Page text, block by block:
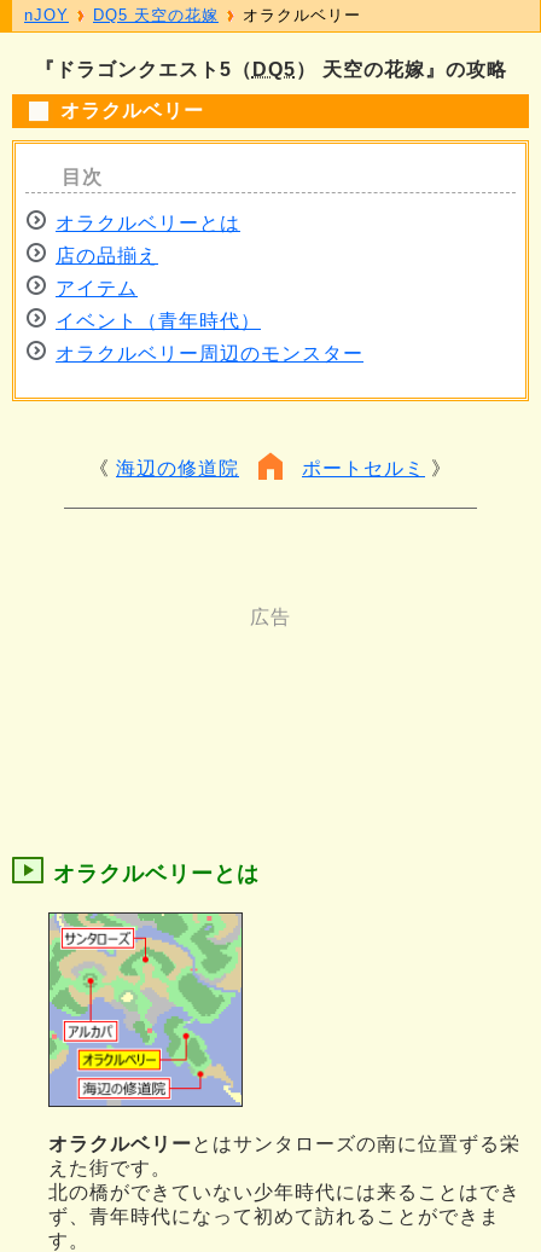
『ドラゴンクエスト5（ DQ5） 天空の花嫁』の攻略
オラクルベリー
オラクルベリーとは
店の品揃え
アイテム
イベント（青年時代）
オラクルベリー周辺のモンスター
海辺の修道院 ポートセルミ
オラクルベリーとは
オラクルベリーとはサンタローズの南に位置ずる栄
えた街です。
北の橋ができていない少年時代には来ることはでき
ず、青年時代になって初めて訪れることができま
す。
nJOY DQ5 天空の花嫁 オラクルベリー